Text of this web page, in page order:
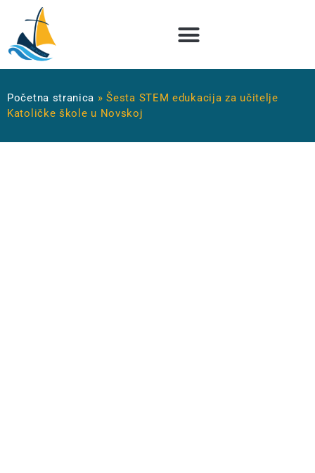
Početna stranica »Šesta STEM edukacija za učitelje
Katoličke škole u Novskoj